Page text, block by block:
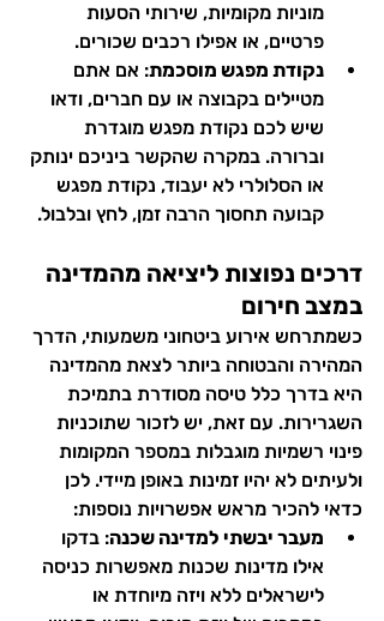
מוניות מקומיות, שירותי הסעות
פרטיים, או אפילו רכבים שכורים.
נקודת מפגש מוסכמת: אם אתם
מטיילים בקבוצה או עם חברים, ודאו
שיש לכם נקודת מפגש מוגדרת
וברורה. במקרה שהקשר ביניכם ינותק
או הסלולרי לא יעבוד, נקודת מפגש
קבועה תחסוך הרבה זמן, לחץ ובלבול.
דרכים נפוצות ליציאה מהמדינה
במצב חירום
כשמתרחש אירוע ביטחוני משמעותי, הדרך
המהירה והבטוחה ביותר לצאת מהמדינה
היא בדרך כלל טיסה מסודרת בתמיכת
השגרירות. עם זאת, יש לזכור שתוכניות
פינוי רשמיות מוגבלות במספר המקומות
ולעיתים לא יהיו זמינות באופן מיידי. לכן
כדאי להכיר מראש אפשרויות נוספות:
מעבר יבשתי למדינה שכנה: בדקו
אילו מדינות שכנות מאפשרות כניסה
לישראלים ללא ויזה מיוחדת או